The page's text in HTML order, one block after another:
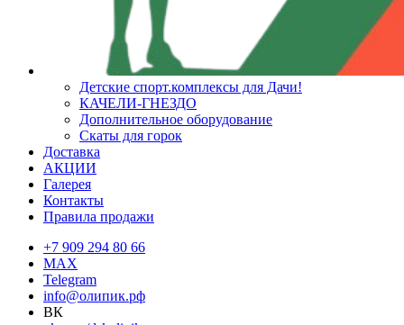
Детские спорт.комплексы для Дачи!
КАЧЕЛИ-ГНЕЗДО
Дополнительное оборудование
Скаты для горок
Доставка
АКЦИИ
Галерея
Контакты
Правила продажи
+7 909 294 80 66
MAX
Telegram
info@олипик.рф
ВК